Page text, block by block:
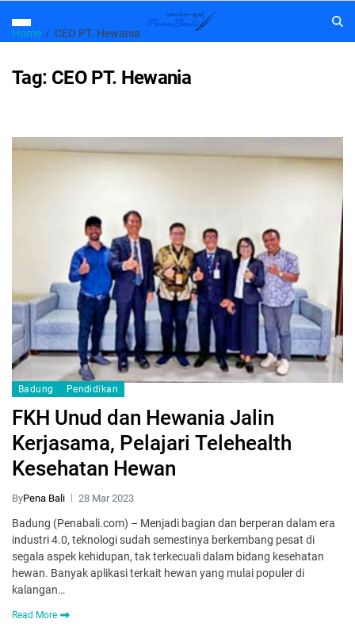
Home CEO PT. Hewania
Tag: CEO PT. Hewania
Badung Pendidikan
FKH Unud dan Hewania Jalin
Kerjasama, Pelajari Telehealth
Kesehatan Hewan
ByPena Bali 28 Mar 2023
Badung (Penabali.com) – Menjadi bagian dan berperan dalam era
industri 4.0, teknologi sudah semestinya berkembang pesat di
segala aspek kehidupan, tak terkecuali dalam bidang kesehatan
hewan. Banyak aplikasi terkait hewan yang mulai populer di
kalangan…
Read More